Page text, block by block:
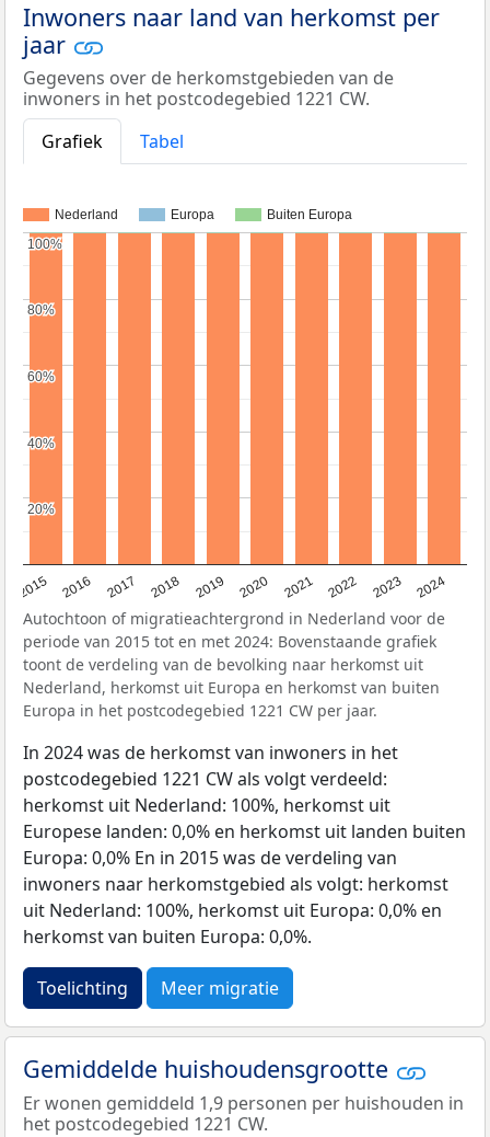
Inwoners naar land van herkomst per
jaar
Gegevens over de herkomstgebieden van de
inwoners in het postcodegebied 1221 CW.
Grafiek
Tabel
Nederland Europa Buiten Europa
2015 2016 2017 2018 2019 2020 2021 2022 2023 2024
20%
20%
40%
40%
60%
60%
80%
80%
100%
100%
Autochtoon of migratieachtergrond in Nederland voor de
periode van 2015 tot en met 2024: Bovenstaande grafiek
toont de verdeling van de bevolking naar herkomst uit
Nederland, herkomst uit Europa en herkomst van buiten
Europa in het postcodegebied 1221 CW per jaar.
In 2024 was de herkomst van inwoners in het
postcodegebied 1221 CW als volgt verdeeld:
herkomst uit Nederland: 100%, herkomst uit
Europese landen: 0,0% en herkomst uit landen buiten
Europa: 0,0% En in 2015 was de verdeling van
inwoners naar herkomstgebied als volgt: herkomst
uit Nederland: 100%, herkomst uit Europa: 0,0% en
herkomst van buiten Europa: 0,0%.
Toelichting Meer migratie
Gemiddelde huishoudensgrootte
Er wonen gemiddeld 1,9 personen per huishouden in
het postcodegebied 1221 CW.